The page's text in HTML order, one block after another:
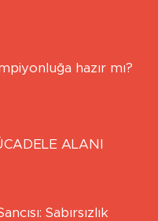
hazır mı?
ALANI
Sabırsızlık